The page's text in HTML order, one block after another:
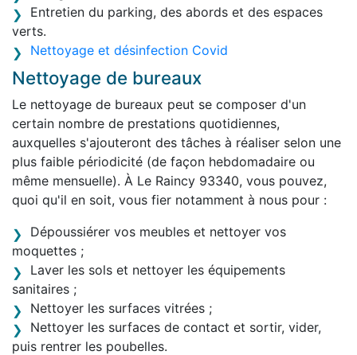
Entretien du parking, des abords et des espaces
verts.
Nettoyage et désinfection Covid
Nettoyage de bureaux
Le nettoyage de bureaux peut se composer d'un
certain nombre de prestations quotidiennes,
auxquelles s'ajouteront des tâches à réaliser selon une
plus faible périodicité (de façon hebdomadaire ou
même mensuelle). À Le Raincy 93340, vous pouvez,
quoi qu'il en soit, vous fier notamment à nous pour :
Dépoussiérer vos meubles et nettoyer vos
moquettes ;
Laver les sols et nettoyer les équipements
sanitaires ;
Nettoyer les surfaces vitrées ;
Nettoyer les surfaces de contact et sortir, vider,
puis rentrer les poubelles.